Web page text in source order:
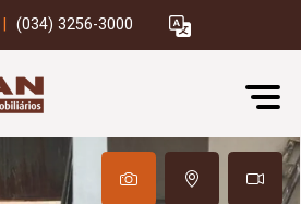
(034) 3256-3000